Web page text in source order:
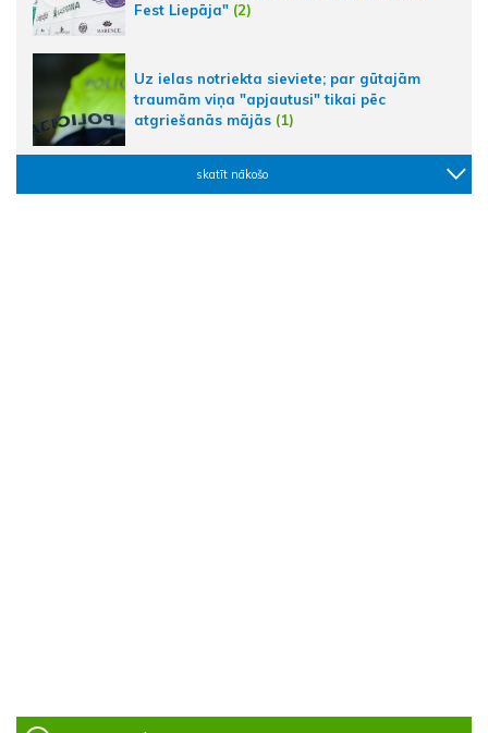
Fest Liepāja" (2)
Uz ielas notriekta sieviete; par gūtajām
traumām viņa "apjautusi" tikai pēc
atgriešanās mājās (1)
skatīt nākošo